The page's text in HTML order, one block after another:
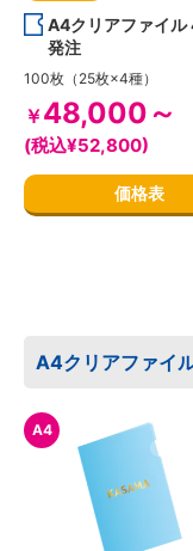
A4クリアファイル
発注
100枚（25枚×4種）
￥48,000～
(税込¥52,800)
価格表
A4クリアファイ
A4